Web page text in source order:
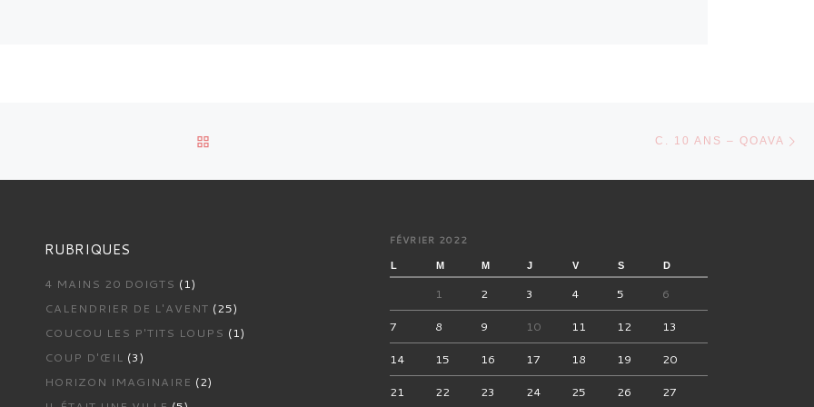
C. 10 ANS – QOAVA
RUBRIQUES
4 MAINS 20 DOIGTS (1)
CALENDRIER DE L'AVENT (25)
COUCOU LES P'TITS LOUPS (1)
COUP D'ŒIL (3)
HORIZON IMAGINAIRE (2)
FÉVRIER 2022
L M M J V S D
1 2 3 4 5
6
7
8 9 10 11 12
13
14
15 16 17 18 19
20
21
22 23 24 25 26 27